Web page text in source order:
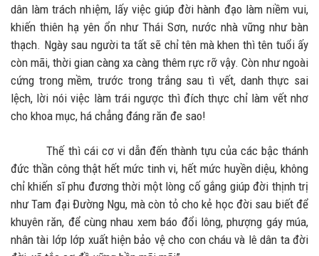
dân làm trách nhiệm, lấy việc giúp đời hành đạo làm niềm vui,
khiến thiên hạ yên ổn như Thái Sơn, nước nhà vững như bàn
thạch. Ngày sau người ta tất sẽ chỉ tên mà khen thì tên tuổi ấy
còn mãi, thời gian càng xa càng thêm rực rỡ vậy. Còn như ngoài
cứng trong mềm, trước trong trắng sau tì vết, danh thực sai
lệch, lời nói việc làm trái ngược thì đích thực chỉ làm vết nhơ
cho khoa mục, há chẳng đáng răn đe sao!
Thế thì cái cơ vi dẫn đến thành tựu của các bậc thánh
đức thần công thật hết mức tinh vi, hết mức huyền diệu, không
chỉ khiến sĩ phu đương thời một lòng cố gắng giúp đời thịnh trị
như Tam đại Đường Ngu, mà còn tỏ cho kẻ học đời sau biết để
khuyên răn, để cùng nhau xem báo đổi lông, phượng gáy múa,
nhân tài lớp lớp xuất hiện bảo vệ cho con cháu và lê dân ta đời